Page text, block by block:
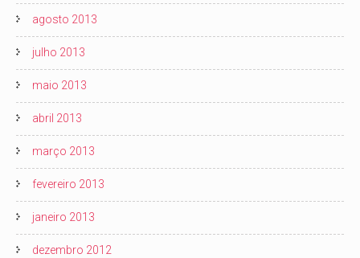
agosto 2013
julho 2013
maio 2013
abril 2013
março 2013
fevereiro 2013
janeiro 2013
dezembro 2012